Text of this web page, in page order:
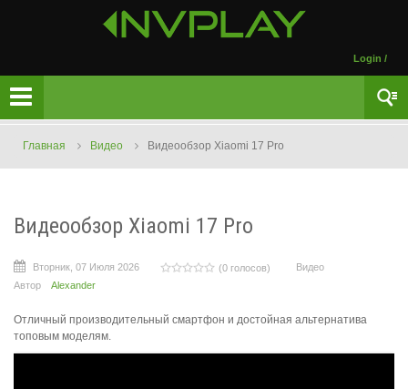
Login /
Главная Видео Видеообзор Xiaomi 17 Pro
Видеообзор Xiaomi 17 Pro
Вторник, 07 Июля 2026 (0 голосов)
Видео
Автор
Alexander
Отличный производительный смартфон и достойная альтернатива
топовым моделям.